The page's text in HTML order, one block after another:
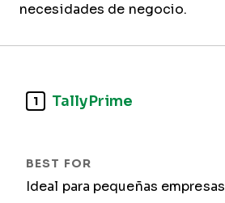
necesidades de negocio.
1 TallyPrime
Ideal para pequeñas empresas